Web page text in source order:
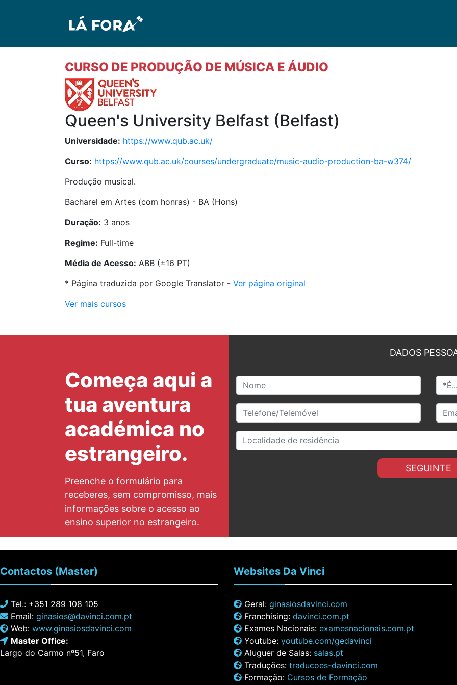
CURSO DE PRODUÇÃO DE MÚSICA E ÁUDIO
Queen's University Belfast (Belfast)
Universidade: https://www.qub.ac.uk/
Curso: https://www.qub.ac.uk/courses/undergraduate/music-audio-production-ba-w374/
Produção musical.
Bacharel em Artes (com honras) - BA (Hons)
Duração: 3 anos
Regime: Full-time
Média de Acesso: ABB (±16 PT)
* Página traduzida por Google Translator - Ver página original
Ver mais cursos
Começa aqui a
tua aventura
académica no
estrangeiro.
Preenche o formulário para
receberes, sem compromisso, mais
informações sobre o acesso ao
ensino superior no estrangeiro.
DADOS
SEGUINTE
Contactos (Master)
Tel.: +351 289 108 105
Email: ginasios@davinci.com.pt
Web: www.ginasiosdavinci.com
Master Office:
Largo do Carmo nº51, Faro
Websites Da Vinci
Geral: ginasiosdavinci.com
Franchising: davinci.com.pt
Exames Nacionais: examesnacionais.com.pt
Youtube: youtube.com/gedavinci
Aluguer de Salas: salas.pt
Traduções: traducoes-davinci.com
Formação: Cursos de Formação